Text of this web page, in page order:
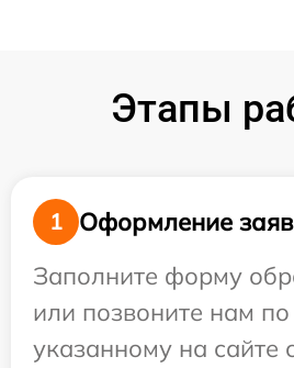
Этапы
1
Оформление
Заполните форму
или позвоните нам
указанному на сайте